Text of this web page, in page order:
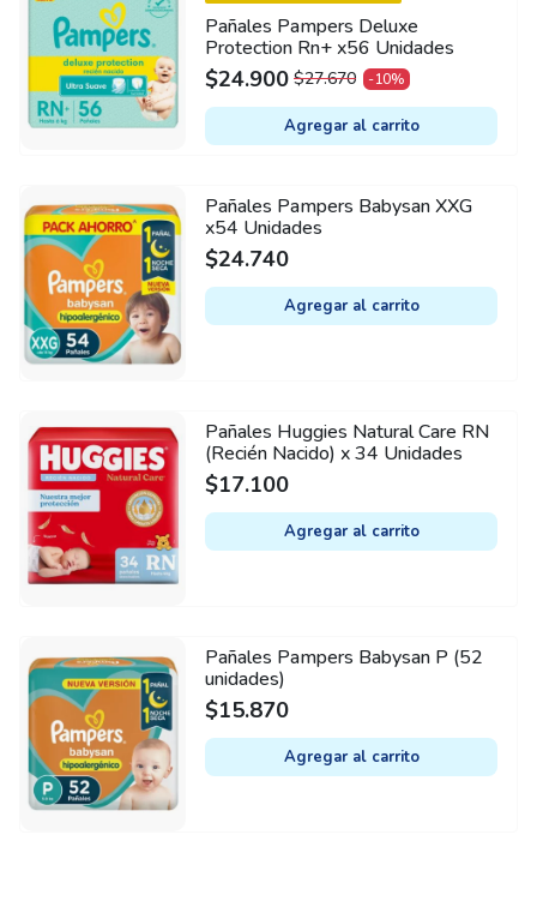
Pañales Pampers Deluxe
Protection Rn+ x56 Unidades
$27.670
ORIGINAL
PRICE
WAS:
$24.900
CURRENT
PRICE
IS:
-10%
Agregar al carrito
Pañales Pampers Babysan XXG
x54 Unidades
$24.740
Agregar al carrito
Pañales Huggies Natural Care RN
(Recién Nacido) x 34 Unidades
$17.100
Agregar al carrito
Pañales Pampers Babysan P (52
unidades)
$15.870
Agregar al carrito